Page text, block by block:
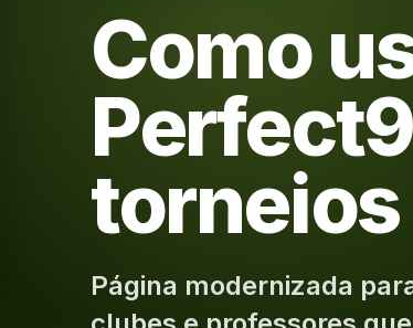
Como
torneios
Página modernizada